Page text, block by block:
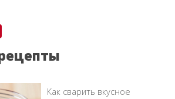
Как сварить вкусное